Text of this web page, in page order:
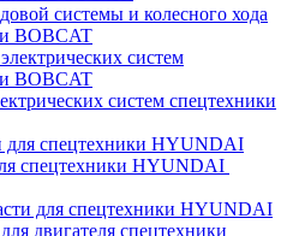
системы и колесного хода
BOBCAT
систем спецтехники
спецтехники HYUNDAI
для спецтехники HYUNDAI